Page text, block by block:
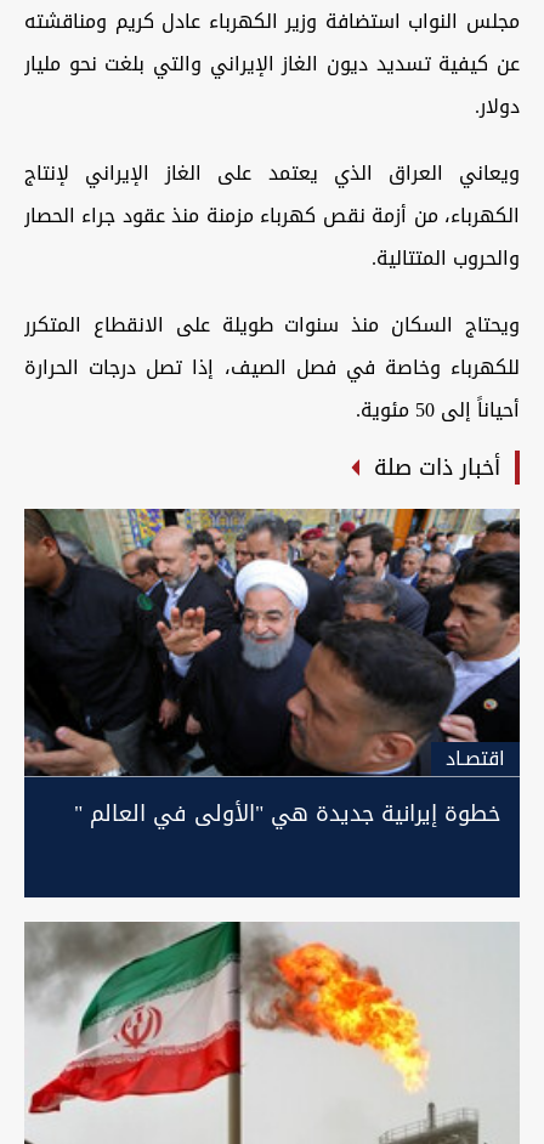
مجلس النواب استضافة وزير الكهرباء عادل كريم ومناقشته
عن كيفية تسديد ديون الغاز الإيراني والتي بلغت نحو مليار
دولار.
ويعاني العراق الذي يعتمد على الغاز الإيراني لإنتاج
الكهرباء، من أزمة نقص كهرباء مزمنة منذ عقود جراء الحصار
والحروب المتتالية.
ويحتاج السكان منذ سنوات طويلة على الانقطاع المتكرر
للكهرباء وخاصة في فصل الصيف، إذا تصل درجات الحرارة
أحياناً إلى 50 مئوية.
أخبار ذات صلة
اقتصـاد
خطوة إيرانية جديدة هي "الأولى في العالم "